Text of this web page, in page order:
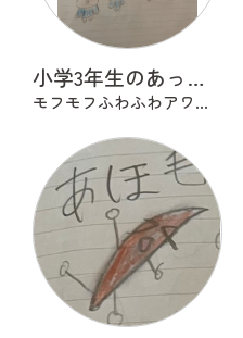
小学3年生のあったらいいな
モフモフふわふわアワアワ